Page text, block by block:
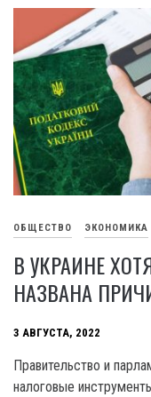
ОБЩЕСТВО ЭКОНОМИКА
В УКРАИНЕ
НАЗВАНА
3 АВГУСТА, 2022
Правительство и
налоговые